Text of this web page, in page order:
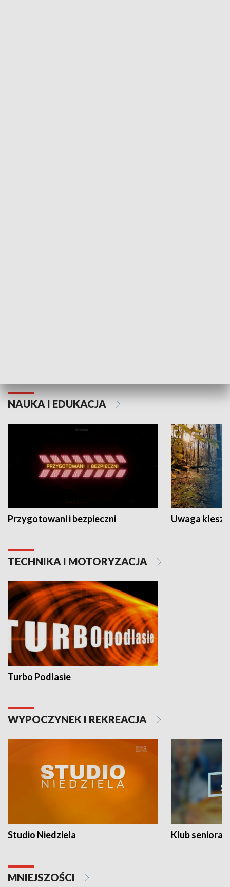
NAUKA I EDUKACJA
Przygotowani i bezpieczni Uwaga
TECHNIKA I MOTORYZACJA
Turbo Podlasie
WYPOCZYNEK I REKREACJA
Studio Niedziela Klub seniora
MNIEJSZOŚCI